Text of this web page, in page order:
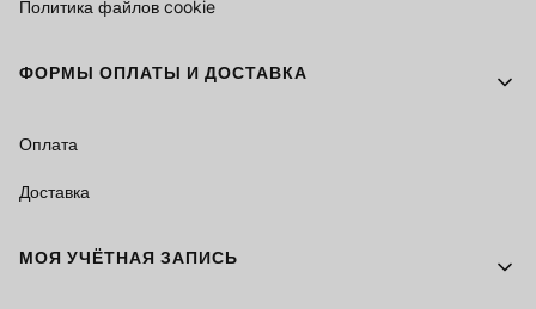
Политика файлов cookie
ФОРМЫ ОПЛАТЫ И ДОСТАВКА
Оплата
Доставка
МОЯ УЧЁТНАЯ ЗАПИСЬ